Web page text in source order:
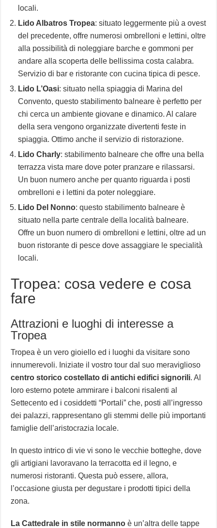
locali.
Lido Albatros Tropea: situato leggermente più a ovest
del precedente, offre numerosi ombrelloni e lettini, oltre
alla possibilità di noleggiare barche e gommoni per
andare alla scoperta delle bellissima costa calabra.
Servizio di bar e ristorante con cucina tipica di pesce.
Lido L’Oasi: situato nella spiaggia di Marina del
Convento, questo stabilimento balneare è perfetto per
chi cerca un ambiente giovane e dinamico. Al calare
della sera vengono organizzate divertenti feste in
spiaggia. Ottimo anche il servizio di ristorazione.
Lido Charly: stabilimento balneare che offre una bella
terrazza vista mare dove poter pranzare e rilassarsi.
Un buon numero anche per quanto riguarda i posti
ombrelloni e i lettini da poter noleggiare.
Lido Del Nonno: questo stabilimento balneare è
situato nella parte centrale della località balneare.
Offre un buon numero di ombrelloni e lettini, oltre ad un
buon ristorante di pesce dove assaggiare le specialità
locali.
Tropea: cosa vedere e cosa
fare
Attrazioni e luoghi di interesse a
Tropea
Tropea è un vero gioiello ed i luoghi da visitare sono
innumerevoli. Iniziate il vostro tour dal suo meraviglioso
centro storico costellato di antichi edifici signorili. Al
loro esterno potete ammirare i balconi risalenti al
Settecento ed i cosiddetti “Portali” che, posti all’ingresso
dei palazzi, rappresentano gli stemmi delle più importanti
famiglie dell’aristocrazia locale.
In questo intrico di vie vi sono le vecchie botteghe, dove
gli artigiani lavoravano la terracotta ed il legno, e
numerosi ristoranti. Questa può essere, allora,
l’occasione giusta per degustare i prodotti tipici della
zona.
La Cattedrale in stile normanno è un’altra delle tappe